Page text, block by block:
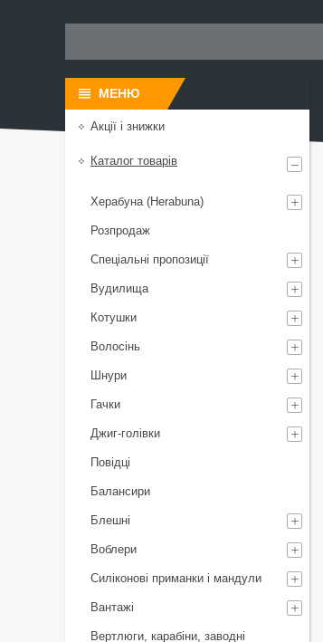
Акції і знижки
Каталог товарів
Херабуна (Herabuna)
Розпродаж
Спеціальні пропозиції
Вудилища
Котушки
Волосінь
Шнури
Гачки
Джиг-голівки
Повідці
Балансири
Блешні
Воблери
Силіконові приманки і мандули
Вантажі
Вертлюги, карабіни, заводні